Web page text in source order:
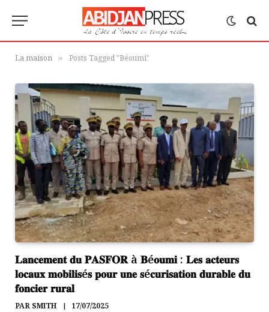
La maison » Posts Tagged "Béoumi"
𝐋𝐚𝐧𝐜𝐞𝐦𝐞𝐧𝐭 𝐝𝐮 𝐏𝐀𝐒𝐅𝐎𝐑 à 𝐁é𝐨𝐮𝐦𝐢 : 𝐋𝐞𝐬 𝐚𝐜𝐭𝐞𝐮𝐫𝐬
𝐥𝐨𝐜𝐚𝐮𝐱 𝐦𝐨𝐛𝐢𝐥𝐢𝐬é𝐬 𝐩𝐨𝐮𝐫 𝐮𝐧𝐞 𝐬é𝐜𝐮𝐫𝐢𝐬𝐚𝐭𝐢𝐨𝐧 𝐝𝐮𝐫𝐚𝐛𝐥𝐞 𝐝𝐮
𝐟𝐨𝐧𝐜𝐢𝐞𝐫 𝐫𝐮𝐫𝐚𝐥
PAR SMITH 17/07/2025